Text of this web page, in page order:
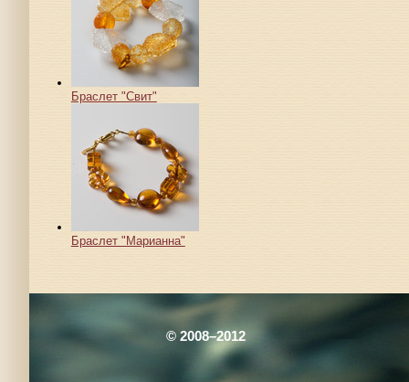
Браслет "Свит"
Браслет "Марианна"
© 2008–2012